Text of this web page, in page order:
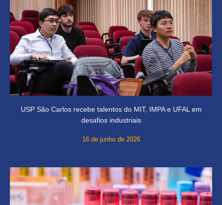
USP São Carlos recebe talentos do MIT, IMPA e UFAL em
desafios industriais
16 de junho de 2026